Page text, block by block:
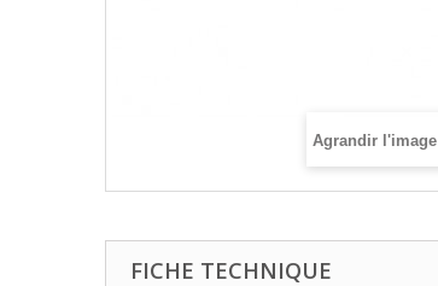
Agrandir l'image
FICHE TECHNIQUE